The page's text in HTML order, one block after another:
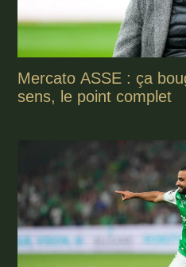
Mercato ASSE : ça
sens, le point complet